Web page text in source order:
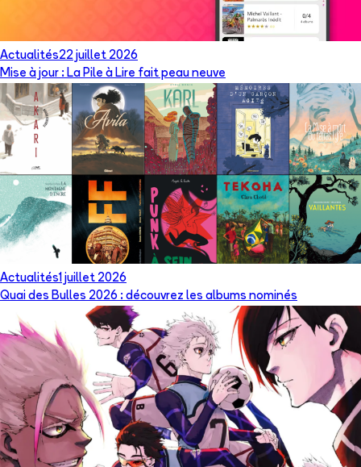
Actualités22 juillet 2026
Mise à jour : La Pile à Lire fait peau neuve
Actualités1 juillet 2026
Quai des Bulles 2026 : découvrez les albums nominés